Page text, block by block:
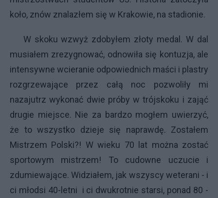
koło, znów znalazłem się w Krakowie, na stadionie.
W skoku wzwyż zdobyłem złoty medal. W dal
musiałem zrezygnować, odnowiła się kontuzja, ale
intensywne wcieranie odpowiednich maści i plastry
rozgrzewające przez całą noc pozwoliły mi
nazajutrz wykonać dwie próby w trójskoku i zająć
drugie miejsce. Nie za bardzo mogłem uwierzyć,
że to wszystko dzieje się naprawdę. Zostałem
Mistrzem Polski?! W wieku 70 lat można zostać
sportowym mistrzem! To cudowne uczucie i
zdumiewające. Widziałem, jak wszyscy weterani - i
ci młodsi 40-letni i ci dwukrotnie starsi, ponad 80 -